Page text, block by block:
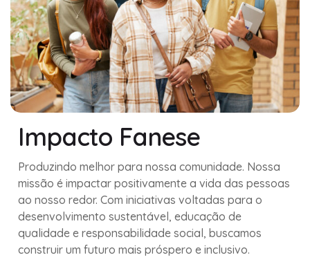
Impacto Fanese
Produzindo melhor para nossa comunidade. Nossa
missão é impactar positivamente a vida das pessoas
ao nosso redor. Com iniciativas voltadas para o
desenvolvimento sustentável, educação de
qualidade e responsabilidade social, buscamos
construir um futuro mais próspero e inclusivo.